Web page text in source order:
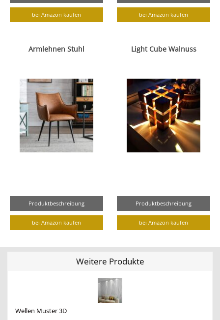
bei Amazon kaufen bei Amazon kaufen
Armlehnen Stuhl
Produktbeschreibung
bei Amazon kaufen
Light Cube Walnuss
Produktbeschreibung
bei Amazon kaufen
Weitere Produkte
Wellen Muster 3D